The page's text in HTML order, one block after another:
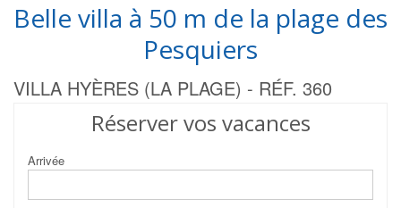
Belle villa à 50 m de la plage des
Pesquiers
VILLA HYÈRES (LA PLAGE) - RÉF. 360
Réserver vos vacances
Arrivée